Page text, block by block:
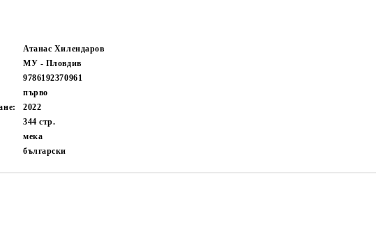
Атанас Хилендаров
МУ - Пловдив
9786192370961
първо
2022
344стр.
мека
български